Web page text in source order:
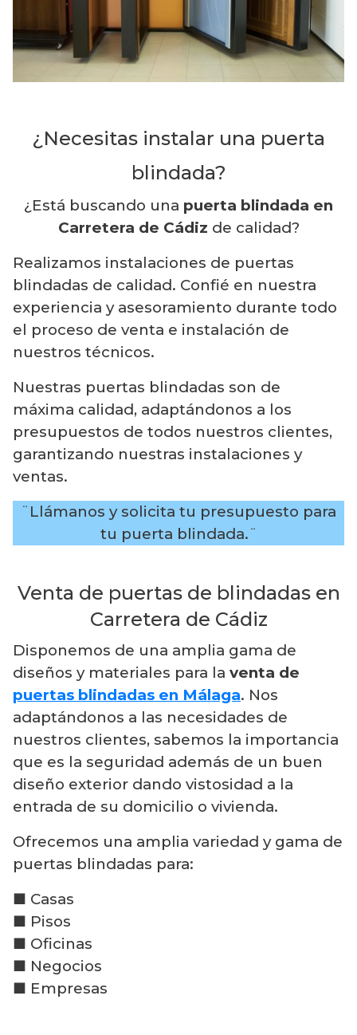
¿Necesitas instalar una puerta
blindada?
¿Está buscando una puerta blindada en
Carretera de Cádiz de calidad?
Realizamos instalaciones de puertas
blindadas de calidad. Confié en nuestra
experiencia y asesoramiento durante todo
el proceso de venta e instalación de
nuestros técnicos.
Nuestras puertas blindadas son de
máxima calidad, adaptándonos a los
presupuestos de todos nuestros clientes,
garantizando nuestras instalaciones y
ventas.
¨Llámanos y solicita tu presupuesto para
tu puerta blindada.¨
Venta de puertas de blindadas en
Carretera de Cádiz
Disponemos de una amplia gama de
diseños y materiales para la venta de
puertas blindadas en Málaga. Nos
adaptándonos a las necesidades de
nuestros clientes, sabemos la importancia
que es la seguridad además de un buen
diseño exterior dando vistosidad a la
entrada de su domicilio o vivienda.
Ofrecemos una amplia variedad y gama de
puertas blindadas para:
■ Casas
■ Pisos
■ Oficinas
■ Negocios
■ Empresas